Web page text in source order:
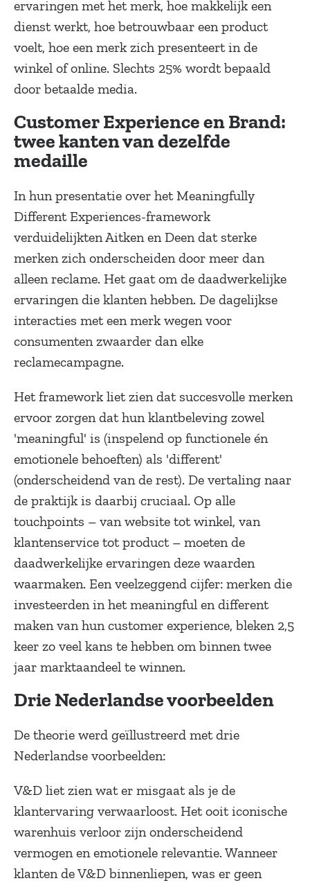
ervaringen met het merk, hoe makkelijk een
dienst werkt, hoe betrouwbaar een product
voelt, hoe een merk zich presenteert in de
winkel of online. Slechts 25% wordt bepaald
door betaalde media.
Customer Experience en Brand:
twee kanten van dezelfde
medaille
In hun presentatie over het Meaningfully
Different Experiences-framework
verduidelijkten Aitken en Deen dat sterke
merken zich onderscheiden door meer dan
alleen reclame. Het gaat om de daadwerkelijke
ervaringen die klanten hebben. De dagelijkse
interacties met een merk wegen voor
consumenten zwaarder dan elke
reclamecampagne.
Het framework liet zien dat succesvolle merken
ervoor zorgen dat hun klantbeleving zowel
'meaningful' is (inspelend op functionele én
emotionele behoeften) als 'different'
(onderscheidend van de rest). De vertaling naar
de praktijk is daarbij cruciaal. Op alle
touchpoints – van website tot winkel, van
klantenservice tot product – moeten de
daadwerkelijke ervaringen deze waarden
waarmaken. Een veelzeggend cijfer: merken die
investeerden in het meaningful en different
maken van hun customer experience, bleken 2,5
keer zo veel kans te hebben om binnen twee
jaar marktaandeel te winnen.
Drie Nederlandse voorbeelden
De theorie werd geïllustreerd met drie
Nederlandse voorbeelden:
V&D liet zien wat er misgaat als je de
klantervaring verwaarloost. Het ooit iconische
warenhuis verloor zijn onderscheidend
vermogen en emotionele relevantie. Wanneer
klanten de V&D binnenliepen, was er geen